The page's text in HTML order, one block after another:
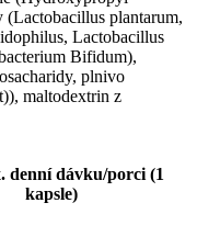
plantarum,
Lactobacillus
Bifidum),
plnivo
maltodextrin z
denní dávku/porci (1
kapsle)